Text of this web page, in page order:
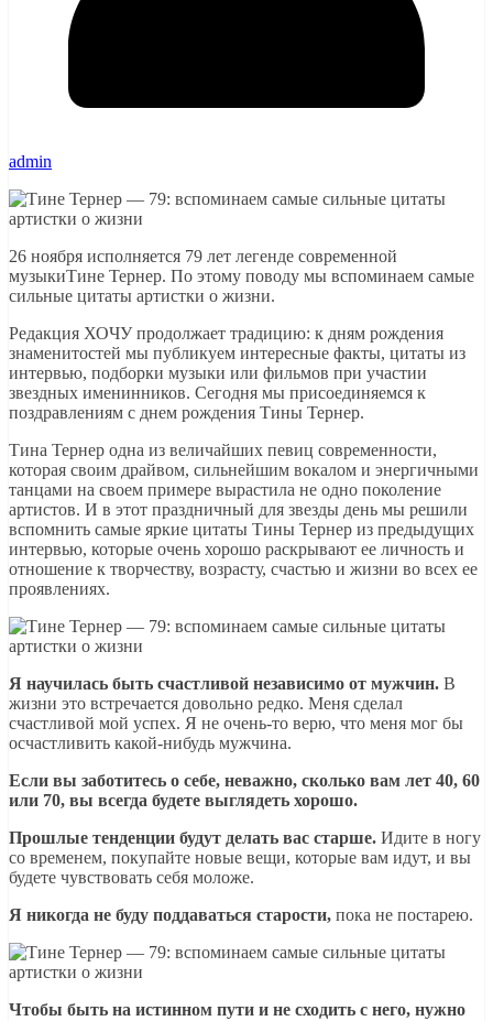
admin
26 ноября исполняется 79 лет легенде современной
музыкиТине Тернер. По этому поводу мы вспоминаем самые
сильные цитаты артистки о жизни.
Редакция ХОЧУ продолжает традицию: к дням рождения
знаменитостей мы публикуем интересные факты, цитаты из
интервью, подборки музыки или фильмов при участии
звездных именинников. Сегодня мы присоединяемся к
поздравлениям с днем рождения Тины Тернер.
Тина Тернер одна из величайших певиц современности,
которая своим драйвом, сильнейшим вокалом и энергичными
танцами на своем примере вырастила не одно поколение
артистов. И в этот праздничный для звезды день мы решили
вспомнить самые яркие цитаты Тины Тернер из предыдущих
интервью, которые очень хорошо раскрывают ее личность и
отношение к творчеству, возрасту, счастью и жизни во всех ее
проявлениях.
Я научилась быть счастливой независимо от мужчин. В
жизни это встречается довольно редко. Меня сделал
счастливой мой успех. Я не очень-то верю, что меня мог бы
осчастливить какой-нибудь мужчина.
Если вы заботитесь о себе, неважно, сколько вам лет 40, 60
или 70, вы всегда будете выглядеть хорошо.
Прошлые тенденции будут делать вас старше. Идите в ногу
со временем, покупайте новые вещи, которые вам идут, и вы
будете чувствовать себя моложе.
Я никогда не буду поддаваться старости, пока не постарею.
Чтобы быть на истинном пути и не сходить с него, нужно